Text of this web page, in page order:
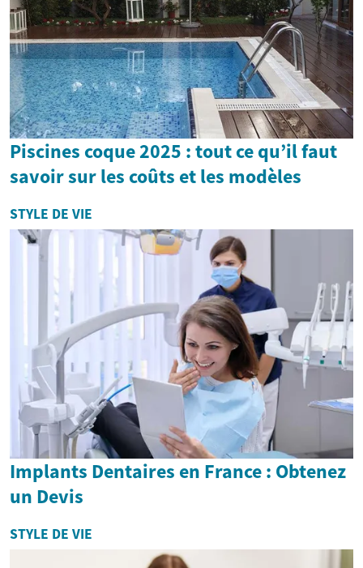
Piscines coque 2025 : tout ce qu’il faut
savoir sur les coûts et les modèles
STYLE DE VIE
Implants Dentaires en France : Obtenez
un Devis
STYLE DE VIE